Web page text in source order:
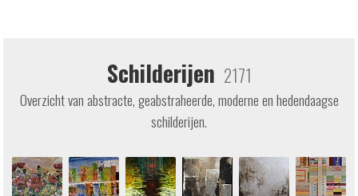
Schilderijen 2171
Overzicht van abstracte, geabstraheerde, moderne en hedendaagse
schilderijen.